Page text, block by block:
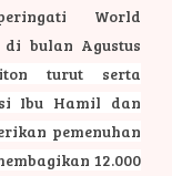
World
di bulan Agustus
turut serta
Ibu Hamil dan
pemenuhan
12.000